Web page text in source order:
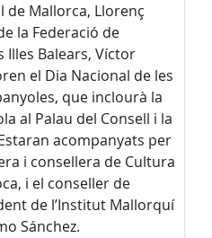
de Mallorca, Llorenç
la Federació de
Illes Balears, Víctor
el Dia Nacional de les
que inclourà la
al Palau del Consell i la
acompanyats per
i consellera de Cultura
i el conseller de
de l’Institut Mallorquí
Sánchez.